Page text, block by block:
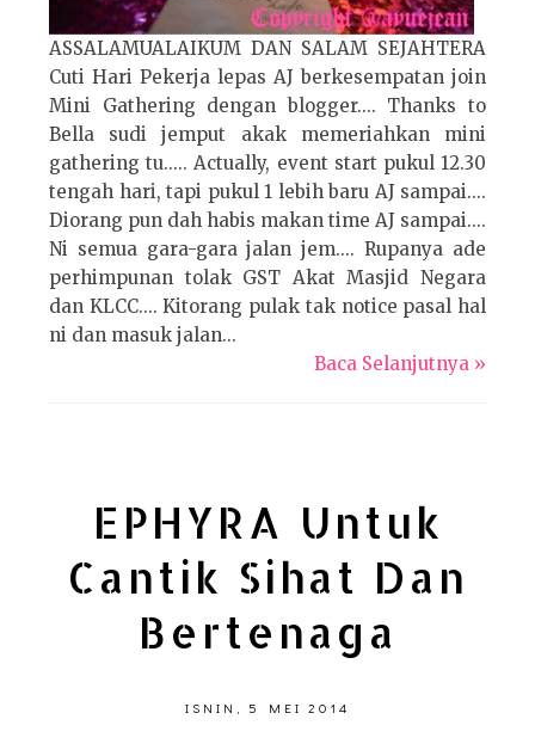
ASSALAMUALAIKUM DAN SALAM SEJAHTERA
Cuti Hari Pekerja lepas AJ berkesempatan join
Mini Gathering dengan blogger.... Thanks to
Bella sudi jemput akak memeriahkan mini
gathering tu..... Actually, event start pukul 12.30
tengah hari, tapi pukul 1 lebih baru AJ sampai....
Diorang pun dah habis makan time AJ sampai....
Ni semua gara-gara jalan jem.... Rupanya ade
perhimpunan tolak GST Akat Masjid Negara
dan KLCC.... Kitorang pulak tak notice pasal hal
ni dan masuk jalan...
Baca Selanjutnya »
EPHYRA Untuk
Cantik Sihat Dan
Bertenaga
ISNIN, 5 MEI 2014